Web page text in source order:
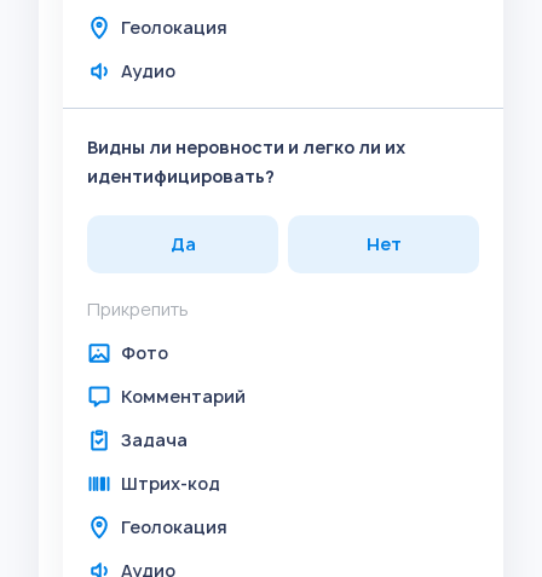
Геолокация
Аудио
Видны ли неровности и легко ли их
идентифицировать?
Да Нет
Прикрепить
Фото
Комментарий
Задача
Штрих-код
Геолокация
Аудио